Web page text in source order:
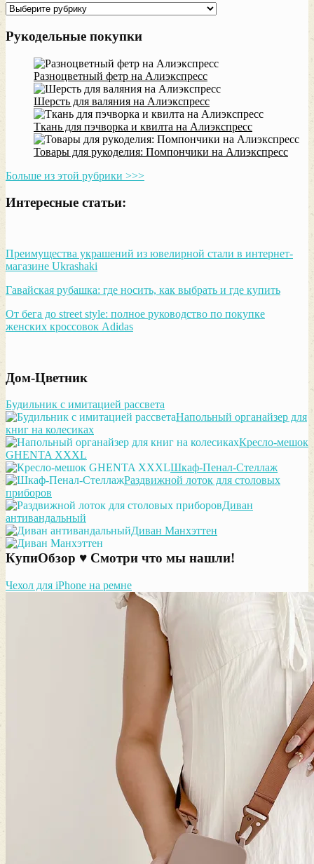
Рубрики
Рукодельные покупки
Разноцветный фетр на Алиэкспресс
Шерсть для валяния на Алиэкспресс
Ткань для пэчворка и квилта на Алиэкспресс
Товары для рукоделия: Помпончики на Алиэкспресс
Больше из этой рубрики >>>
Интересные статьи:
Преимущества украшений из ювелирной стали в интернет-
магазине Ukrashaki
Гавайская рубашка: где носить, как выбрать и где купить
От бега до street style: полное руководство по покупке
женских кроссовок Adidas
Дом-Цветник
Будильник с имитацией рассвета
Напольный органайзер для
книг на колесиках
Кресло-мешок
GHENTA XXXL
Шкаф-Пенал-Стеллаж
Раздвижной лоток для столовых
приборов
Диван
антивандальный
Диван Манхэттен
КупиОбзор ♥ Смотри что мы нашли!
Чехол для iPhone на ремне